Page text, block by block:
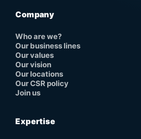
Company
Who are we?
Our business lines
Our values
Our vision
Our locations
Our CSR policy
Join us
Expertise